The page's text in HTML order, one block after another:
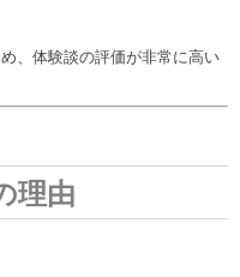
、体験談の評価が非常に高い
理由